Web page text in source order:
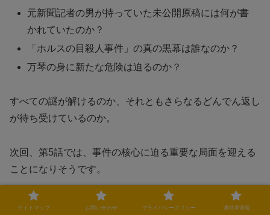
元新聞記者の男が持っていた未公開原稿には何が書
かれていたのか？
「ホルスの目殺人事件」の真の黒幕は誰なのか？
万琴の身に新たな危険は迫るのか？
すべての謎が解けるのか、それともさらなるどんでん返し
が待ち受けているのか。
次回、第5話では、事件の核心に迫る重要な局面を迎える
ことになりそうです。
サイトマップ お問い合わせ プライバシーポリシー 運営者情報